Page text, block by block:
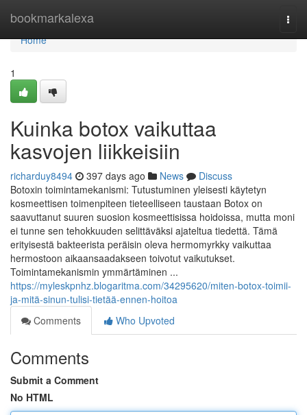
bookmarkalexa
Home
Home
1
Kuinka botox vaikuttaa
kasvojen liikkeisiin
richarduy8494 397 days ago News
Discuss
Botoxin toimintamekanismi: Tutustuminen yleisesti käytetyn
kosmeettisen toimenpiteen tieteelliseen taustaan Botox on
saavuttanut suuren suosion kosmeettisissa hoidoissa, mutta moni
ei tunne sen tehokkuuden selittäväksi ajateltua tiedettä. Tämä
erityisestä bakteerista peräisin oleva hermomyrkky vaikuttaa
hermostoon aikaansaadakseen toivotut vaikutukset.
Toimintamekanismin ymmärtäminen ...
https://myleskpnhz.blogaritma.com/34295620/miten-botox-toimii-
ja-mitä-sinun-tulisi-tietää-ennen-hoitoa
Comments
Who Upvoted
Comments
Submit a Comment
No HTML